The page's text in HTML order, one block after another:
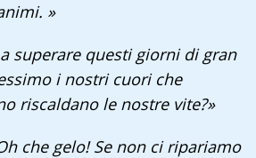
»
superare questi giorni di gran
i nostri cuori che
riscaldano le nostre vite?»
che gelo! Se non ci ripariamo